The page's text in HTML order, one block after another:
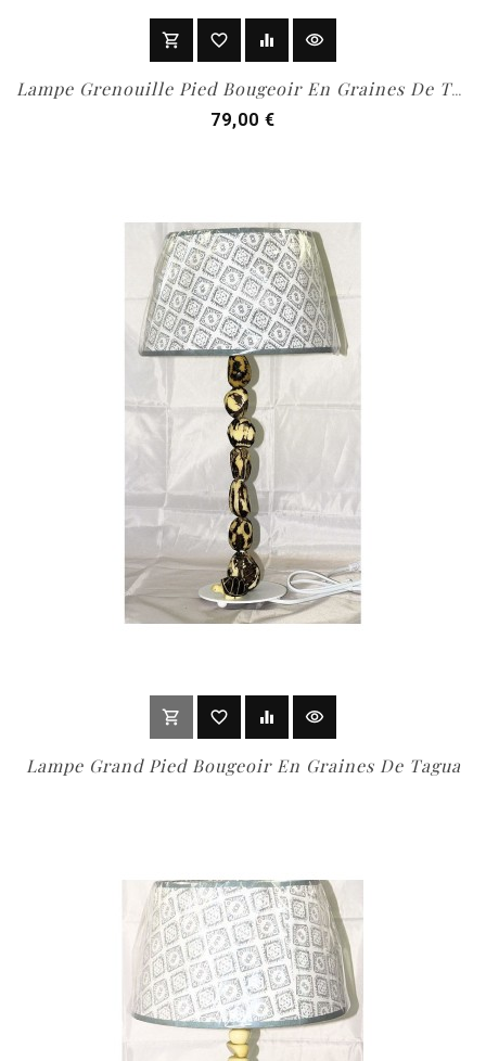
shopping_cart Add To Cart
favorite_border equalizer visibility
Lampe Grenouille Pied Bougeoir En Graines De Tagua
79,00 €
shopping_cart out of stock
favorite_border equalizer visibility
Lampe Grand Pied Bougeoir En Graines De Tagua